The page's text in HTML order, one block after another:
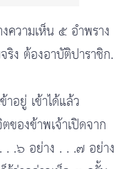
ความเห็น ๕ อำพราง
ง ต้องอาบัติปาราชิก.
อยู่ เข้าได้แล้ว
องข้าพเจ้าเปิดจาก
.๖ อย่าง . . .๗ อย่าง